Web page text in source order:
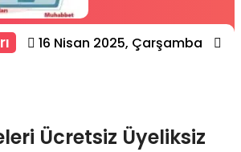
16 Nisan 2025, Çarşamba
Ücretsiz Üyeliksiz